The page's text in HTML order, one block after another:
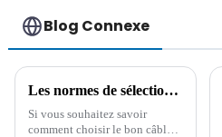
Blog Connexe
Les normes de sélection du câble allume-cigare de voiture et ses précautions d'utilisation
Si vous souhaitez savoir
comment choisir le bon câble